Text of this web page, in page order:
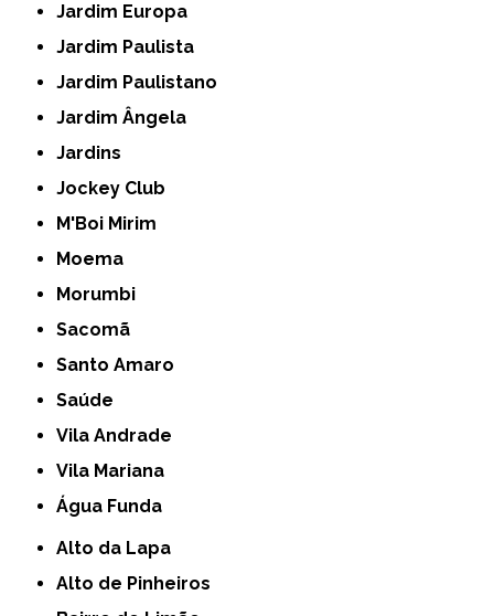
Jardim Europa
Jardim Paulista
Jardim Paulistano
Jardim Ângela
Jardins
Jockey Club
M'Boi Mirim
Moema
Morumbi
Sacomã
Santo Amaro
Saúde
Vila Andrade
Vila Mariana
Água Funda
Alto da Lapa
Alto de Pinheiros